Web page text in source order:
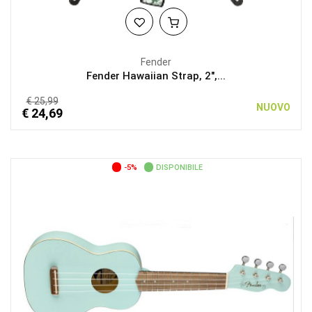
Fender
Fender Hawaiian Strap, 2",...
€ 25,99
€ 24,69 NUOVO
-5% DISPONIBILE